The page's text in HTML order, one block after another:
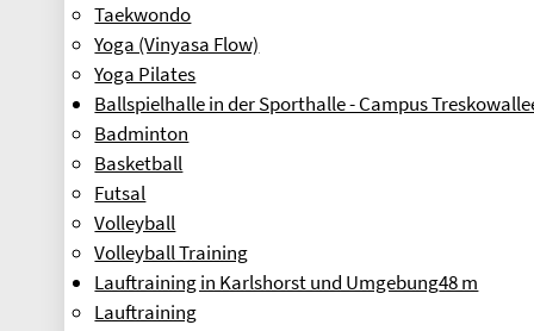
Taekwondo
Yoga (Vinyasa Flow)
Yoga Pilates
Ballspielhalle in der Sporthalle - Campus
Badminton
Basketball
Futsal
Volleyball
Volleyball Training
Lauftraining in Karlshorst und Umgebung48 m
Lauftraining